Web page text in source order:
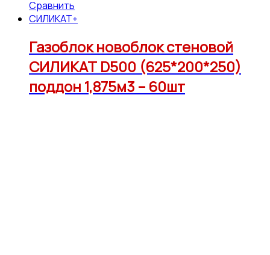
Сравнить
СИЛИКАТ+
Газоблок новоблок стеновой
СИЛИКАТ D500 (625*200*250)
поддон 1,875м3 – 60шт